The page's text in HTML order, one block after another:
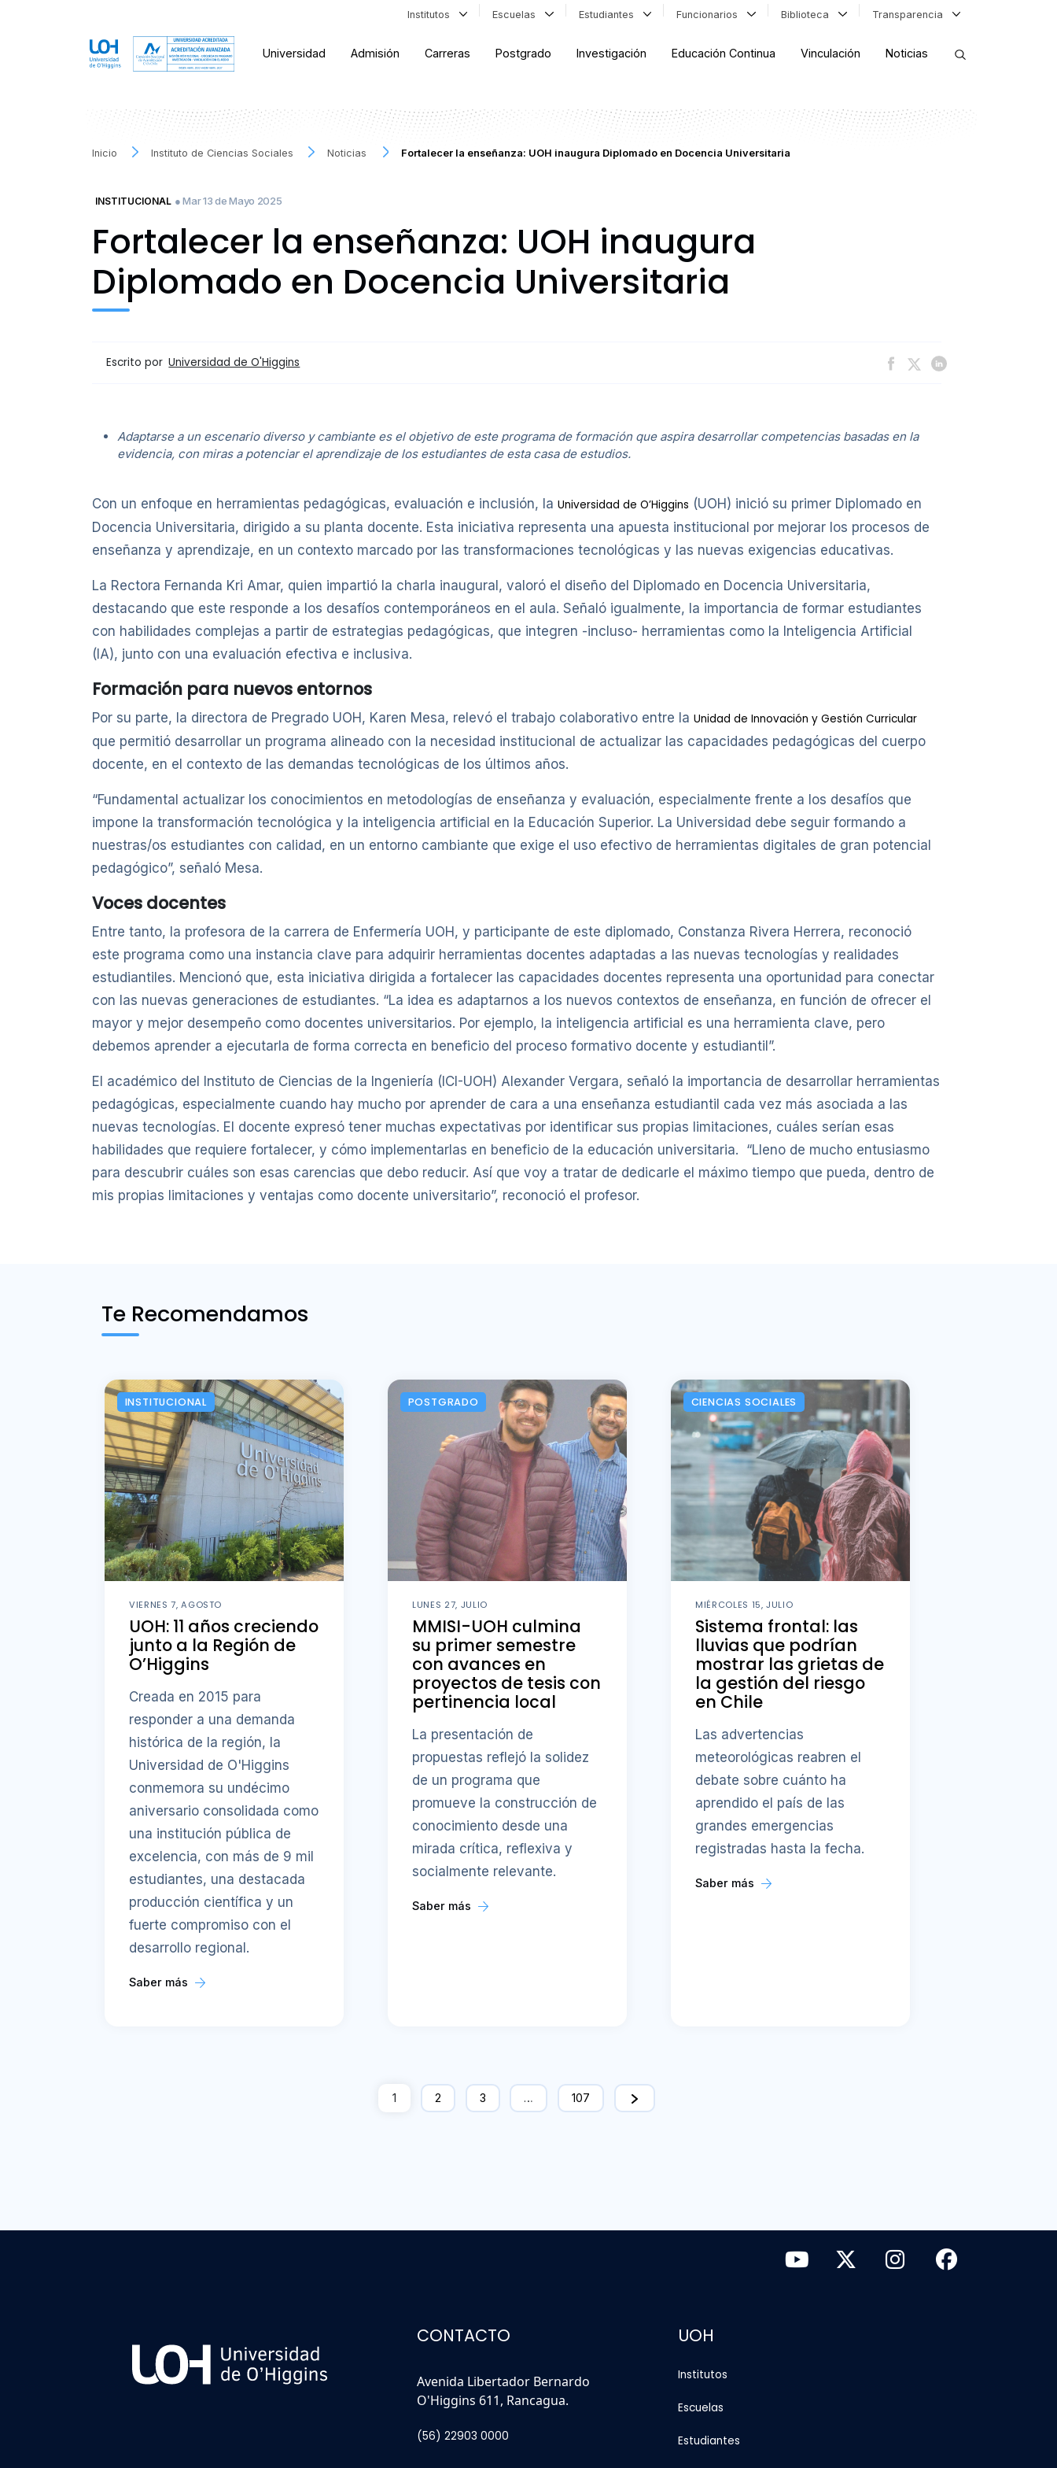
Institutos Escuelas Estudiantes Funcionarios Biblioteca Transparencia
Universidad Admisión Carreras Postgrado Investigación Educación Continua Vinculación Noticias
Inicio Instituto de Ciencias Sociales Noticias Fortalecer la enseñanza: UOH inaugura Diplomado en Docencia Universitaria
INSTITUCIONAL ● Mar 13 de Mayo 2025
Fortalecer la enseñanza: UOH inaugura
Diplomado en Docencia Universitaria
Escrito por Universidad de O'Higgins
Adaptarse a un escenario diverso y cambiante es el objetivo de este programa de formación que aspira desarrollar competencias basadas en la
evidencia, con miras a potenciar el aprendizaje de los estudiantes de esta casa de estudios.
Con un enfoque en herramientas pedagógicas, evaluación e inclusión, la Universidad de O’Higgins (UOH) inició su primer Diplomado en
Docencia Universitaria, dirigido a su planta docente. Esta iniciativa representa una apuesta institucional por mejorar los procesos de
enseñanza y aprendizaje, en un contexto marcado por las transformaciones tecnológicas y las nuevas exigencias educativas.
La Rectora Fernanda Kri Amar, quien impartió la charla inaugural, valoró el diseño del Diplomado en Docencia Universitaria,
destacando que este responde a los desafíos contemporáneos en el aula. Señaló igualmente, la importancia de formar estudiantes
con habilidades complejas a partir de estrategias pedagógicas, que integren -incluso- herramientas como la Inteligencia Artificial
(IA), junto con una evaluación efectiva e inclusiva.
Formación para nuevos entornos
Por su parte, la directora de Pregrado UOH, Karen Mesa, relevó el trabajo colaborativo entre la Unidad de Innovación y Gestión Curricular
que permitió desarrollar un programa alineado con la necesidad institucional de actualizar las capacidades pedagógicas del cuerpo
docente, en el contexto de las demandas tecnológicas de los últimos años.
“Fundamental actualizar los conocimientos en metodologías de enseñanza y evaluación, especialmente frente a los desafíos que
impone la transformación tecnológica y la inteligencia artificial en la Educación Superior. La Universidad debe seguir formando a
nuestras/os estudiantes con calidad, en un entorno cambiante que exige el uso efectivo de herramientas digitales de gran potencial
pedagógico”, señaló Mesa.
Voces docentes
Entre tanto, la profesora de la carrera de Enfermería UOH, y participante de este diplomado, Constanza Rivera Herrera, reconoció
este programa como una instancia clave para adquirir herramientas docentes adaptadas a las nuevas tecnologías y realidades
estudiantiles. Mencionó que, esta iniciativa dirigida a fortalecer las capacidades docentes representa una oportunidad para conectar
con las nuevas generaciones de estudiantes. “La idea es adaptarnos a los nuevos contextos de enseñanza, en función de ofrecer el
mayor y mejor desempeño como docentes universitarios. Por ejemplo, la inteligencia artificial es una herramienta clave, pero
debemos aprender a ejecutarla de forma correcta en beneficio del proceso formativo docente y estudiantil”.
El académico del Instituto de Ciencias de la Ingeniería (ICI-UOH) Alexander Vergara, señaló la importancia de desarrollar herramientas
pedagógicas, especialmente cuando hay mucho por aprender de cara a una enseñanza estudiantil cada vez más asociada a las
nuevas tecnologías. El docente expresó tener muchas expectativas por identificar sus propias limitaciones, cuáles serían esas
habilidades que requiere fortalecer, y cómo implementarlas en beneficio de la educación universitaria. “Lleno de mucho entusiasmo
para descubrir cuáles son esas carencias que debo reducir. Así que voy a tratar de dedicarle el máximo tiempo que pueda, dentro de
mis propias limitaciones y ventajas como docente universitario”, reconoció el profesor.
Te Recomendamos
INSTITUCIONAL
VIERNES 7, AGOSTO
UOH: 11 años creciendo
junto a la Región de
O’Higgins
Creada en 2015 para
responder a una demanda
histórica de la región, la
Universidad de O'Higgins
conmemora su undécimo
aniversario consolidada como
una institución pública de
excelencia, con más de 9 mil
estudiantes, una destacada
producción científica y un
fuerte compromiso con el
desarrollo regional.
Saber más
POSTGRADO
LUNES 27, JULIO
MMISI-UOH culmina
su primer semestre
con avances en
proyectos de tesis con
pertinencia local
La presentación de
propuestas reflejó la solidez
de un programa que
promueve la construcción de
conocimiento desde una
mirada crítica, reflexiva y
socialmente relevante.
Saber más
CIENCIAS SOCIALES
MIÉRCOLES 15, JULIO
Sistema frontal: las
lluvias que podrían
mostrar las grietas de
la gestión del riesgo
en Chile
Las advertencias
meteorológicas reabren el
debate sobre cuánto ha
aprendido el país de las
grandes emergencias
registradas hasta la fecha.
Saber más
1 2 3 … 107
CONTACTO
Avenida Libertador Bernardo
O'Higgins 611, Rancagua.
(56) 22903 0000
UOH
Institutos
Escuelas
Estudiantes